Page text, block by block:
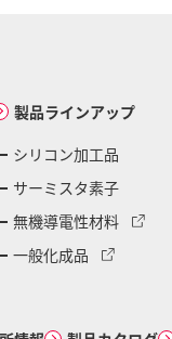
製品ラインアップ
シリコン加工品
サーミスタ素子
無機導電性材料
一般化成品